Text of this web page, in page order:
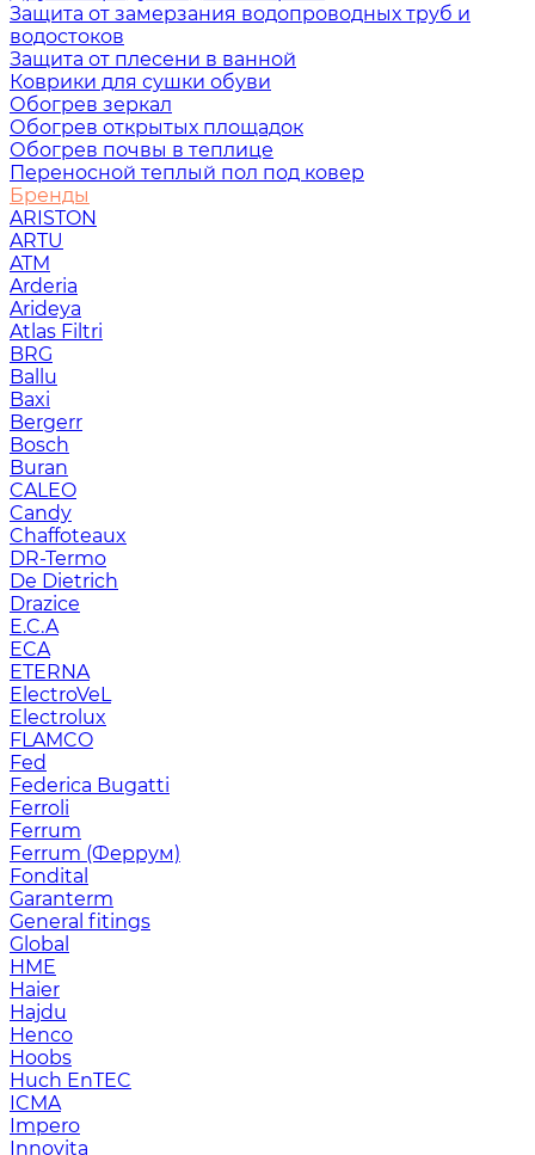
Защита от замерзания водопроводных труб и
водостоков
Защита от плесени в ванной
Коврики для сушки обуви
Обогрев зеркал
Обогрев открытых площадок
Обогрев почвы в теплице
Переносной теплый пол под ковер
Бренды
ARISTON
ARTU
ATM
Arderia
Arideya
Atlas Filtri
BRG
Ballu
Baxi
Bergerr
Bosch
Buran
CALEO
Candy
Chaffoteaux
DR-Termo
De Dietrich
Drazice
E.C.A
ECA
ETERNA
ElectroVeL
Electrolux
FLAMCO
Fed
Federica Bugatti
Ferroli
Ferrum
Ferrum (Феррум)
Fondital
Garanterm
General fitings
Global
HME
Haier
Hajdu
Henco
Hoobs
Huch EnTEC
ICMA
Impero
Innovita